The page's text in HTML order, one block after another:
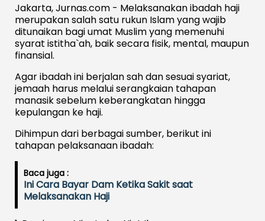
Jakarta, Jurnas.com - Melaksanakan ibadah haji
merupakan salah satu rukun Islam yang wajib
ditunaikan bagi umat Muslim yang memenuhi
syarat istitha`ah, baik secara fisik, mental, maupun
finansial.
Agar ibadah ini berjalan sah dan sesuai syariat,
jemaah harus melalui serangkaian tahapan
manasik sebelum keberangkatan hingga
kepulangan ke haji.
Dihimpun dari berbagai sumber, berikut ini
tahapan pelaksanaan ibadah:
Baca juga :
Ini Cara Bayar Dam Ketika Sakit saat
Melaksanakan Haji